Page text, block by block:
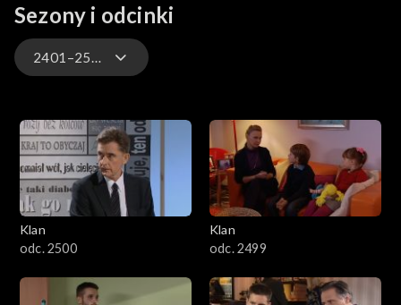
Sezony i odcinki
2401–2500
4601–4700
4501–4600
4401–4500
4301–4400
Klan
odc. 2500
Klan
odc. 2499